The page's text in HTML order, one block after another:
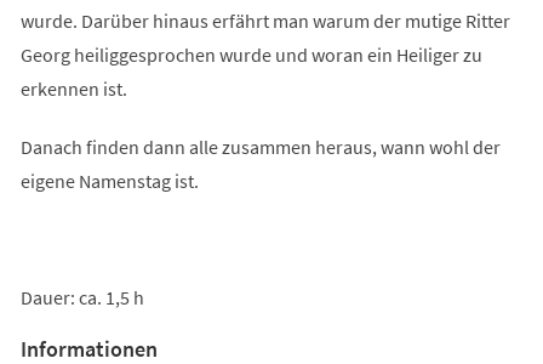
wurde. Darüber hinaus erfährt man warum der mutige Ritter
Georg heiliggesprochen wurde und woran ein Heiliger zu
erkennen ist.
Danach finden dann alle zusammen heraus, wann wohl der
eigene Namenstag ist.
Dauer: ca. 1,5 h
Informationen